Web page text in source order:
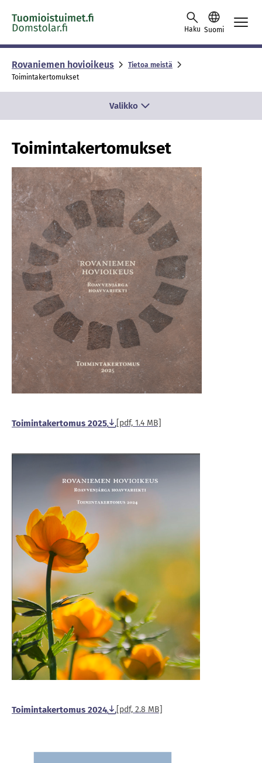
Skip to content -saavutettavuusohje
Haku Suomi
Rovaniemen hovioikeus
Tietoa meistä
Toimintakertomukset
Valikko
Toimintakertomukset
Toimintakertomus 2025 [pdf, 1.4 MB]
Toimintakertomus 2024 [pdf, 2.8 MB]